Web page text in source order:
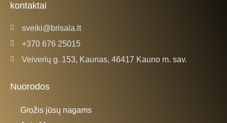
kontaktai
sveiki@brisala.lt
+370 676 25015
Veiverių g. 153, Kaunas, 46417 Kauno m. sav.
Nuorodos
Grožis jūsų nagams